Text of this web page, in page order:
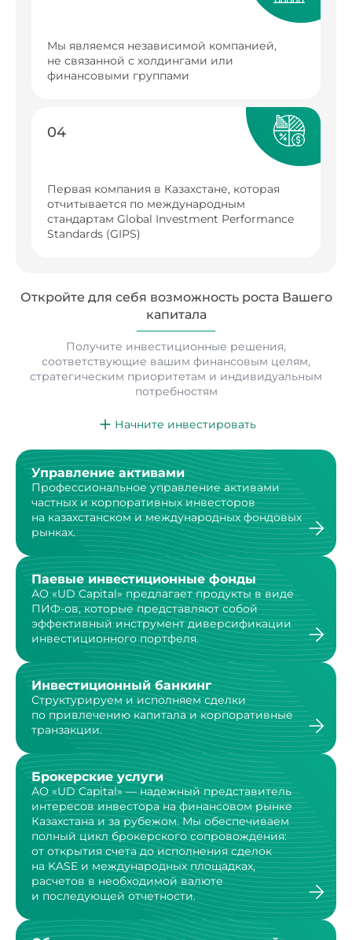
Мы являемся независимой компанией,
не связанной с холдингами или
финансовыми группами
04
Первая компания в Казахстане, которая
отчитывается по международным
стандартам Global Investment Performance
Standards (GIPS)
Откройте для себя возможность роста Вашего
капитала
Получите инвестиционные решения,
соответствующие вашим финансовым целям,
стратегическим приоритетам и индивидуальным
потребностям
Начните инвестировать
Управление активами
Профессиональное управление активами
частныхи корпоративных инвесторов
на казахстанскоми международных фондовых
рынках.
Паевые инвестиционные фонды
АО «UD Capital» предлагает продукты в виде
ПИФ-ов,которые представляют собой
эффективный инструментдиверсификации
инвестиционного портфеля.
Инвестиционный банкинг
Структурируем и исполняем сделки
по привлечению капитала и корпоративные
транзакции.
Брокерские услуги
АО «UD Capital» — надежный представитель
интересов инвестора на финансовом рынке
Казахстана и за рубежом. Мы обеспечиваем
полный цикл брокерского сопровождения:
от открытия счета до исполнения сделок
на KASE и международных площадках,
расчетов в необходимой валюте
и последующей отчетности.